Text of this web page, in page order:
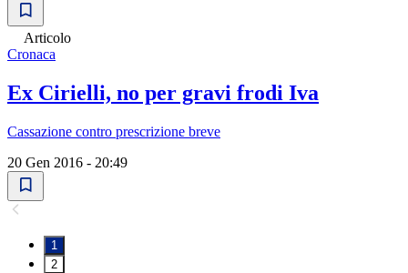
Articolo
Cronaca
Ex Cirielli, no per gravi frodi Iva
Cassazione contro prescrizione breve
20 Gen 2016 - 20:49
1
2